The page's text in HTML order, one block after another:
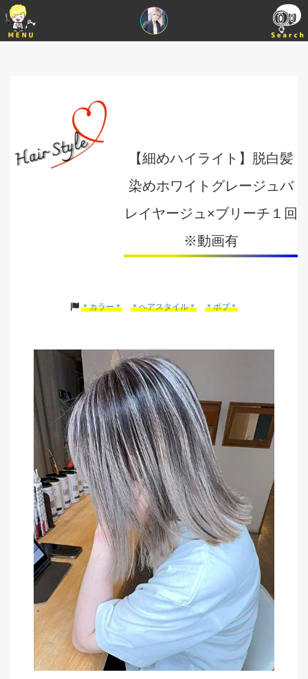
【細めハイライト】脱白髪
染めホワイトグレージュバ
レイヤージュ×ブリーチ１回
※動画有
＊カラー＊ ＊ヘアスタイル＊ ＊ボブ＊